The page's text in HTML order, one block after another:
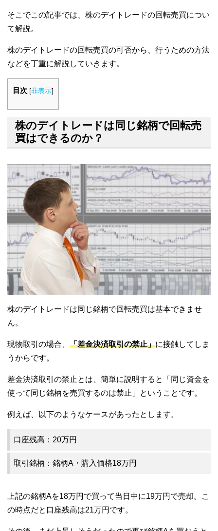
そこでこの記事では、株のデイトレードの回転売買につい
て解説。
株のデイトレードの回転売買の可否から、行うための方法
などを丁重に解説していきます。
目次 [非表示]
株のデイトレードは同じ銘柄で回転売
買はできるのか？
株のデイトレードは同じ銘柄で回転売買は基本できませ
ん。
現物取引の場合、 「差金決済取引の禁止」に接触してしま
うからです。
差金決済取引の禁止とは、簡単に説明すると「同じ資金を
使って同じ銘柄を売買するのは禁止」ということです。
例えば、以下のようなケースがあったとします。
口座残高：20万円
取引銘柄：銘柄A・購入価格18万円
上記の銘柄Aを18万円で買って当日中に19万円で売却。こ
の時点だと口座残高は21万円です。